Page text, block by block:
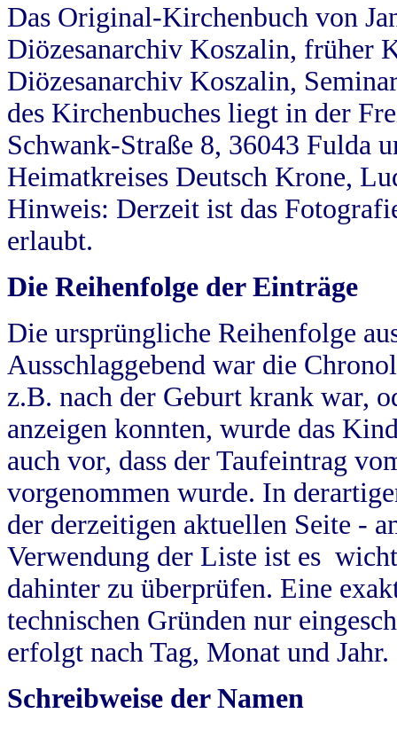
Das Original-Kirchenbuch von
Diözesanarchiv Koszalin, früher
Diözesanarchiv Koszalin,
des Kirchenbuches liegt in der
Schwank-Straße 8, 36043 Fulda
Heimatkreises Deutsch Krone,
Hinweis: Derzeit ist das
erlaubt.
Die Reihenfolge der Einträge
Die ursprüngliche Reihenfolge
Ausschlaggebend war die
z.B. nach der Geburt krank war,
anzeigen konnten, wurde das
auch vor, dass der Taufeintrag
vorgenommen wurde. In
der derzeitigen aktuellen Seite -
Verwendung der Liste ist es
dahinter zu überprüfen. Eine
technischen Gründen nur
erfolgt nach Tag, Monat und Jahr.
Schreibweise der Namen